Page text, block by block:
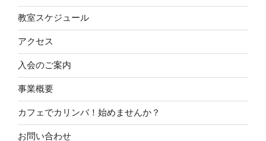
教室スケジュール
アクセス
入会のご案内
事業概要
カフェでカリンバ！始めませんか？
お問い合わせ